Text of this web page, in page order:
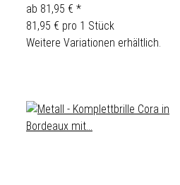
ab 81,95 € *
81,95 € pro 1 Stück
Weitere Variationen erhältlich.